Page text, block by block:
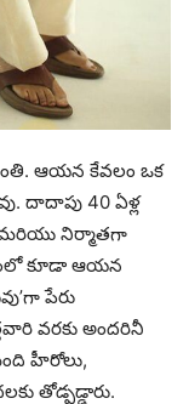
ఆయన కేవలం ఒక
దాదాపు 40 ఏళ్ల
మరియు నిర్మాతగా
కూడా ఆయన
పేరు
వరకు అందరినీ
హీరోలు,
తోడ్పడ్డారు.